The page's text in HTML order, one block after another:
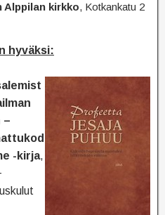
Alppilan kirkko, Kotkankatu 2
hyväksi:
–
-kirja,